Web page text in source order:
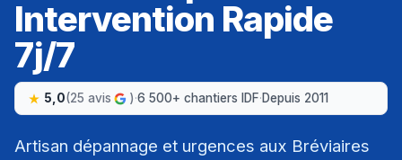
Intervention Rapide
7j/7
5,0(25 avis )·6 500+ chantiers IDF·Depuis 2011
Artisan dépannage et urgences aux Bréviaires